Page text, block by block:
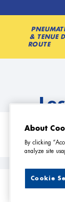
& TENUE
ROUTE
About
By clicking
analyze site
Cookie